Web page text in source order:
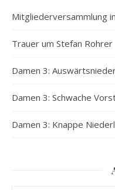
Mitgliederversammlung
Trauer um Stefan Rohrer
Damen 3:
Damen 3: Schwache
Damen 3: Knappe